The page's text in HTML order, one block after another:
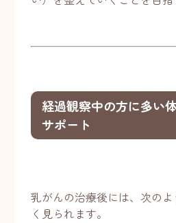
経過観察中の方に多い
サポート
乳がんの治療後には、次の
く見られます。